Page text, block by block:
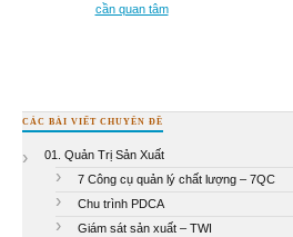
cần quan tâm
CÁC BÀI VIẾT CHUYÊN ĐỀ
01. Quản Trị Sản Xuất
7 Công cụ quản lý chất lượng – 7QC
Chu trình PDCA
Giám sát sản xuất – TWI